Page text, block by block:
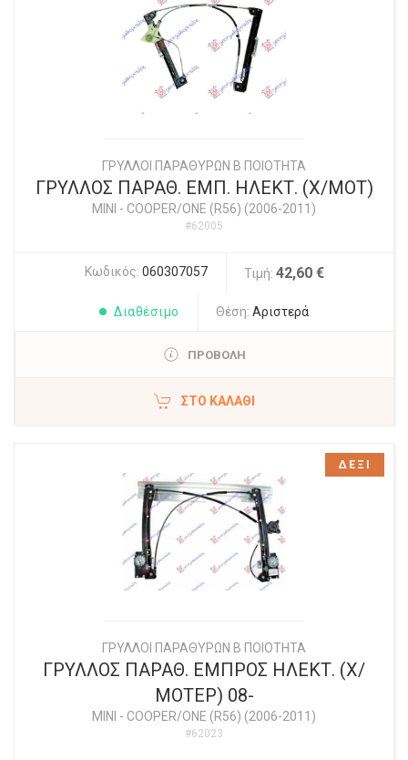
ΓΡΥΛΛΟΙ ΠΑΡΑΘΥΡΩΝ Β ΠΟΙΟΤΗΤΑ
ΓΡΥΛΛΟΣ ΠΑΡΑΘ. ΕΜΠ. ΗΛΕΚΤ. (Χ/ΜΟΤ)
MINI - COOPER/ONE (R56) (2006-2011)
#62005
Κωδικός: 060307057 Τιμή: 42,60 €
Διαθέσιμο Θέση: Αριστερά
ΠΡΟΒΟΛΗ
ΣΤΟ ΚΑΛΆΘΙ
ΓΡΥΛΛΟΙ ΠΑΡΑΘΥΡΩΝ Β ΠΟΙΟΤΗΤΑ
ΓΡΥΛΛΟΣ ΠΑΡΑΘ. ΕΜΠΡΟΣ ΗΛΕΚΤ. (Χ/
ΜΟΤΕΡ) 08-
MINI - COOPER/ONE (R56) (2006-2011)
#62023
ΔΕΞΙ